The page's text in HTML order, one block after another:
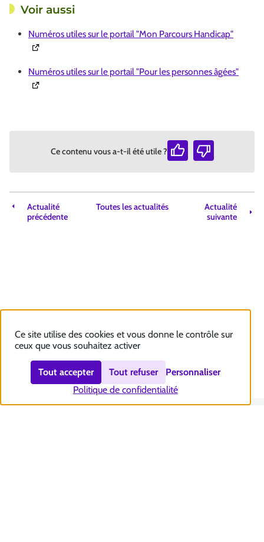
Voir aussi
Numéros utiles sur le portail "Mon Parcours Handicap"
Numéros utiles sur le portail "Pour les personnes âgées"
Ce contenu vous a-t-il été utile ?
Actualité
précédente
Toutes les actualités
Actualité
suivante
Ce site utilise des cookies et vous donne le contrôle sur
ceux que vous souhaitez activer
Tout accepter Tout refuser
Personnaliser
Politique de confidentialité